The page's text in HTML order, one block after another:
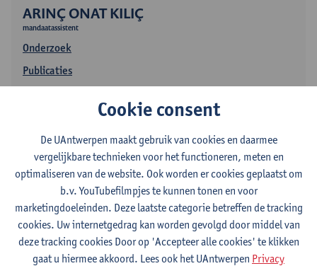
ARINÇ ONAT KILIÇ
mandaatassistent
Onderzoek
Publicaties
Contact
Stadscampus
Cookie consent
De UAntwerpen maakt gebruik van cookies en daarmee
vergelijkbare technieken voor het functioneren, meten en
optimaliseren van de website. Ook worden er cookies geplaatst om
b.v. YouTubefilmpjes te kunnen tonen en voor
marketingdoeleinden. Deze laatste categorie betreffen de tracking
cookies. Uw internetgedrag kan worden gevolgd door middel van
deze tracking cookies Door op 'Accepteer alle cookies' te klikken
gaat u hiermee akkoord. Lees ook het UAntwerpen Privacy